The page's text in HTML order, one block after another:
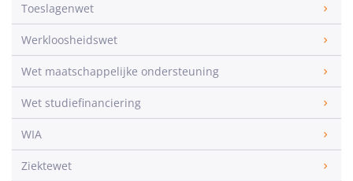
Toeslagenwet
Werkloosheidswet
Wet maatschappelijke ondersteuning
Wet studiefinanciering
WIA
Ziektewet